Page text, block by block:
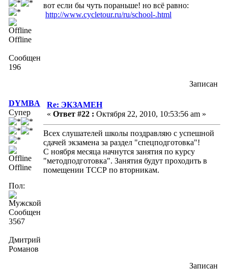
Offline
Сообщений:
196
вот если бы чуть пораньше! но всё равно:
http://www.cycletour.ru/ru/school-.html
Записан
DYMBA
Супер
Offline
Пол:
Сообщений:
3567
Дмитрий
Романов
Re: ЭКЗАМЕН
« Ответ #22 : Октября 22, 2010, 10:53:56 am »
Всех слушателей школы поздравляю с успешной
сдачей экзамена за раздел "спецподготовка"!
С ноября месяца начнутся занятия по курсу
"методподготовка". Занятия будут проходить в
помещении ТССР по вторникам.
Записан